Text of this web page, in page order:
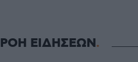
ΡΟΗ ΕΙΔΗΣΕΩΝ